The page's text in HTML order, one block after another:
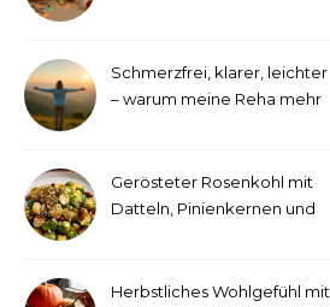
Schmerzfrei, klarer, leichter
– warum meine Reha mehr
Gerösteter Rosenkohl mit
Datteln, Pinienkernen und
Herbstliches Wohlgefühl mit